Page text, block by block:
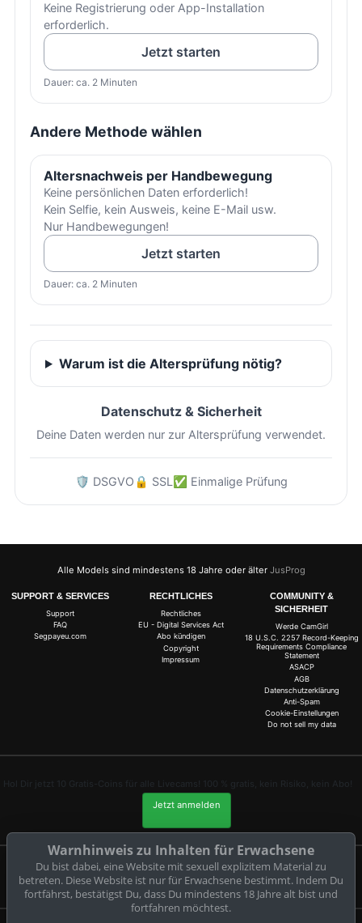
Keine Registrierung oder App-Installation
erforderlich.
Jetzt starten
Dauer: ca. 2 Minuten
Andere Methode wählen
Altersnachweis per Handbewegung
Keine persönlichen Daten erforderlich!
Kein Selfie, kein Ausweis, keine E-Mail usw.
Nur Handbewegungen!
Jetzt starten
Dauer: ca. 2 Minuten
Warum ist die Altersprüfung nötig?
Datenschutz & Sicherheit
Deine Daten werden nur zur Altersprüfung verwendet.
🛡️ DSGVO 🔒 SSL ✅ Einmalige Prüfung
Alle Models sind mindestens 18 Jahre oder älter JusProg
SUPPORT & SERVICES
Support
FAQ
Segpayeu.com
RECHTLICHES
Rechtliches
EU - Digital Services Act
Abo kündigen
Copyright
Impressum
COMMUNITY &
SICHERHEIT
Werde CamGirl
18 U.S.C. 2257 Record-Keeping
Requirements Compliance
Statement
ASACP
AGB
Datenschutzerklärung
Anti-Spam
Cookie-Einstellungen
Do not sell my data
Hol Dir jetzt 10 Gratis-Coins für alle Livecams! 100 % gratis, kein Risiko, kein Abo!
Jetzt anmelden
Beschwerden und Entfernung von Inhalten
Warnhinweis zu Inhalten für Erwachsene
Du bist dabei, eine Website mit sexuell explizitem Material zu
betreten. Diese Website ist nur für Erwachsene bestimmt. Indem Du
fortfährst, bestätigst Du, dass Du mindestens 18 Jahre alt bist und
fortfahren möchtest.